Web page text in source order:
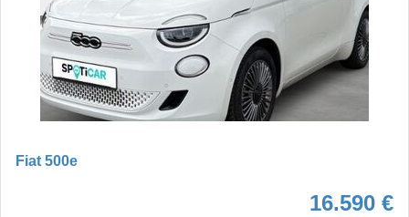
Fiat 500e
16.590 €